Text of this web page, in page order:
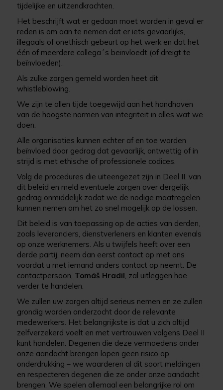
tijdelijke en uitzendkrachten.
Het beschrijft wat er gedaan moet worden in geval er
reden is om aan te nemen dat er iets gevaarlijks,
illegaals of onethisch gebeurt op het werk en dat het
één of meerdere collega´s beïnvloedt (of dreigt te
beïnvloeden).
Als zulke zorgen gemeld worden heet dit
whistleblowing.
We zijn te allen tijde toegewijd aan het handhaven
van de hoogste normen van integriteit in alles wat we
doen.
Alle organisaties kunnen echter af en toe worden
beïnvloed door gedrag dat gevaarlijk, ontwettig of in
strijd is met ethische of professionele codices.
Volg de procedures die uiteengezet zijn in Deel II. van
dit beleid en meld eventuele zorgen over dergelijk
gedrag onmiddelijk zodat we de nodige maatregelen
kunnen nemen om het zo snel mogelijk op de lossen.
Dit beleid is van toepassing op de acties van derden,
zoals leveranciers, dienstverleners en klanten evenals
op onze werknemers. Als u twijfels heeft over een
derde partij, neem dan eerst contact op met ons
voordat u met iemand anders contact op neemt. De
contactpersoon, Tomáš Hradil, zal uitleggen hoe
verder te handelen.
We zullen uw zorgen altijd serieus nemen en ze zullen
grondig worden onderzocht door de relevante
medewerkers. Het belangrijkste is dat u zich altijd
zelfverzekerd voelt en met vertrouwen volgens Deel II
kunt handelen. Degenen die deze vermoedens onder
onze aandacht brengen lopen geen risico op
onderdrukking – we waarderen al dit soort meldingen
en respecteren degenen die ze onder onze aandacht
brengen. We spelen allemaal een belangrijke rol om